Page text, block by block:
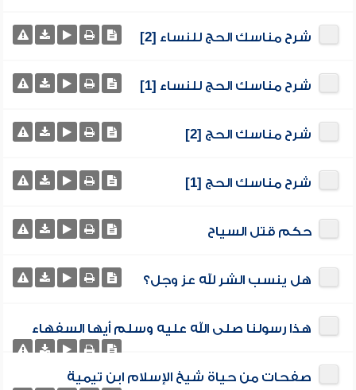
شرح مناسك الحج للنساء [2]
شرح مناسك الحج للنساء [1]
شرح مناسك الحج [2]
شرح مناسك الحج [1]
حكم قتل السياح
هل ينسب الشر لله عز وجل؟
هذا رسولنا صلى الله عليه وسلم أيها السفهاء
صفحات من حياة شيخ الإسلام ابن تيمية